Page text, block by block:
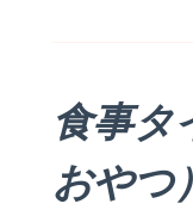
食事タ
おやつ）